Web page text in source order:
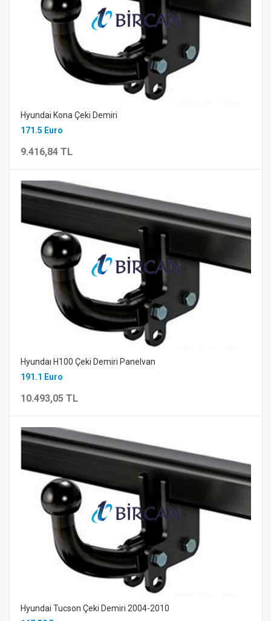
Hyundai Kona Çeki Demiri
171.5 Euro
9.416,84 TL
Hyundaı H100 Çeki Demiri Panelvan
191.1 Euro
10.493,05 TL
Hyundai Tucson Çeki Demiri 2004-2010